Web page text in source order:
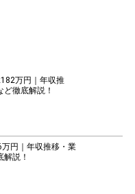
万円｜年収推
徹底解説！
万円｜年収推移・業
説！